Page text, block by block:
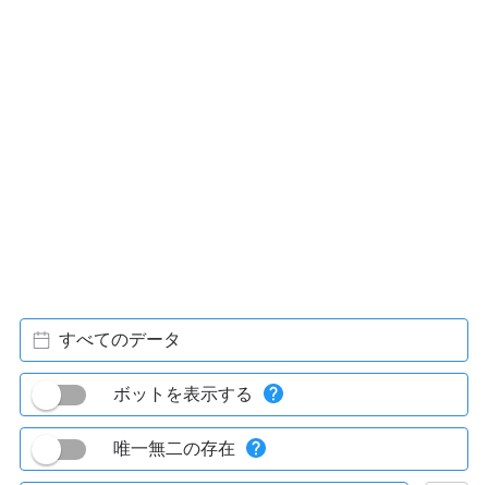
すべてのデータ
ボットを表示する
唯一無二の存在